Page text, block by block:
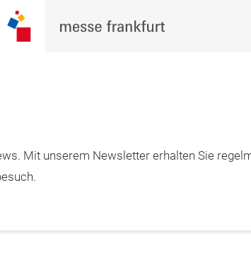
Mit unserem Newsletter erhalten Sie